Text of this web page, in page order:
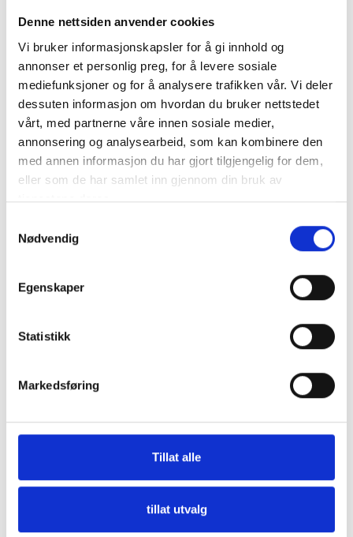
Denne nettsiden anvender cookies
Vi bruker informasjonskapsler for å gi innhold og
annonser et personlig preg, for å levere sosiale
mediefunksjoner og for å analysere trafikken vår. Vi deler
dessuten informasjon om hvordan du bruker nettstedet
vårt, med partnerne våre innen sosiale medier,
annonsering og analysearbeid, som kan kombinere den
med annen informasjon du har gjort tilgjengelig for dem,
eller som de har samlet inn gjennom din bruk av
tjenestene deres.
Nødvendig
Egenskaper
Statistikk
Markedsføring
Tillat alle
tillat utvalg
FKT
Kontrollutvalget
Nyheter
Diverse
Kontrollutvalg